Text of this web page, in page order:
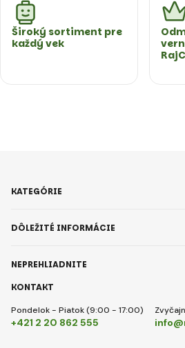
Široký sortiment pre
každý vek
KONTAKT
Pondelok - Piatok (9:00 - 17:00)
+421 2 20 862 555
KATEGÓRIE
DÔLEŽITÉ INFORMÁCIE
NEPREHLIADNITE